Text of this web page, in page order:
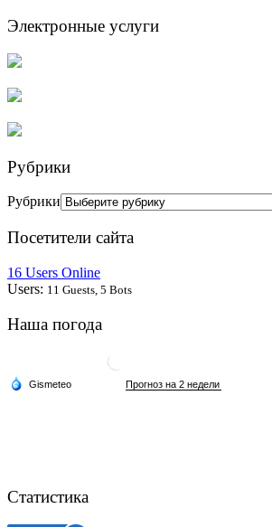
Электронные услуги
Рубрики
Рубрики
Посетители сайта
16 Users Online
Users: 11 Guests, 5 Bots
Наша погода
Статистика